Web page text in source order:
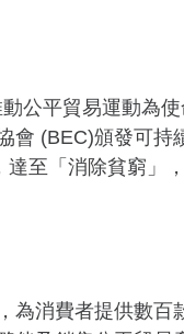
公平貿易運動為
會 (BEC)頒發可
至「消除貧窮」
為消費者提供數